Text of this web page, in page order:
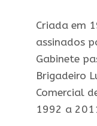
Criada em
assinados
Gabinete
Brigadeiro
Comercial
1992 a